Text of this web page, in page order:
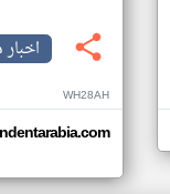
اخبار
WH28AH